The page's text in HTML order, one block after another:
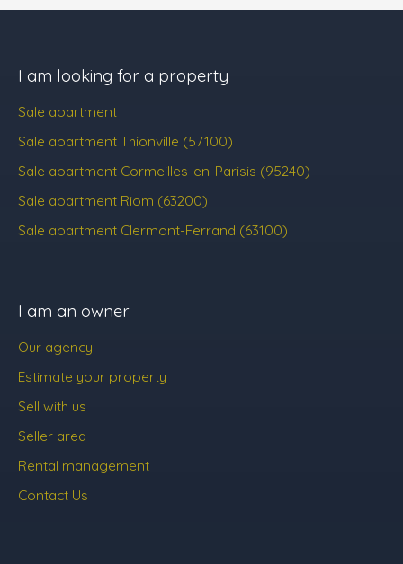
I am looking for a property
Sale apartment
Sale apartment Thionville (57100)
Sale apartment Cormeilles-en-Parisis (95240)
Sale apartment Riom (63200)
Sale apartment Clermont-Ferrand (63100)
I am an owner
Our agency
Estimate your property
Sell with us
Seller area
Rental management
Contact Us